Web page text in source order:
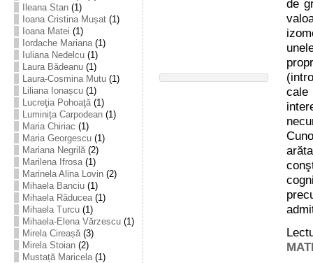
Ileana Stan(1)
Ioana Cristina Mușat(1)
Ioana Matei (1)
Iordache Mariana(1)
Iuliana Nedelcu(1)
Laura Bădeanu(1)
Laura-Cosmina Mutu(1)
Liliana Ionașcu(1)
Lucreţia Pohoaţă(1)
Luminița Carpodean(1)
Maria Chiriac (1)
Maria Georgescu(1)
Mariana Negrilă(2)
Marilena Ifrosa(1)
Marinela Alina Lovin(2)
Mihaela Banciu(1)
Mihaela Răducea(1)
Mihaela Turcu(1)
Mihaela-Elena Vărzescu(1)
Mirela Cireașă(3)
Mirela Stoian(2)
Mustață Maricela(1)
de